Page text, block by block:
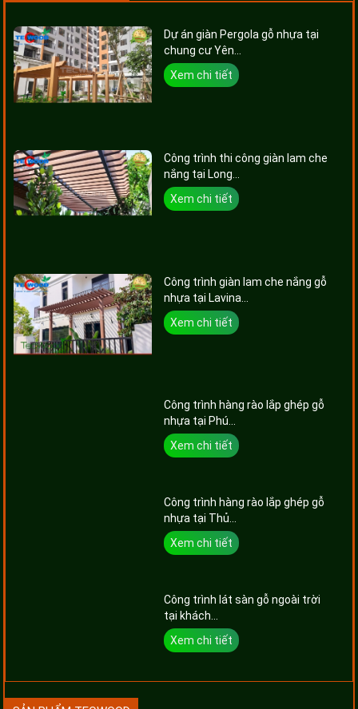
Dự án giàn Pergola gỗ nhựa tại
chung cư Yên...
Xem chi tiết
Công trình thi công giàn lam che
nắng tại Long...
Xem chi tiết
Công trình giàn lam che nắng gỗ
nhựa tại Lavina...
Xem chi tiết
Công trình hàng rào lắp ghép gỗ
nhựa tại Phú...
Xem chi tiết
Công trình hàng rào lắp ghép gỗ
nhựa tại Thủ...
Xem chi tiết
Công trình lát sàn gỗ ngoài trời
tại khách...
Xem chi tiết